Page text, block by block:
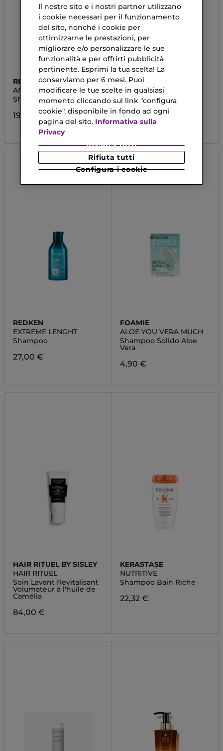
REDKEN
AMINO MINT
Shampoo
19,20 €
L'OREAL
PROFESSIONNEL
METAL DETOX
Shampoo Capelli
Colorati
23,12 €
REDKEN
EXTREME LENGHT
Shampoo
27,00 €
FOAMIE
ALOE YOU VERA MUCH
Shampoo Solido Aloe
Vera
4,90 €
HAIR RITUEL BY SISLEY
HAIR RITUEL
Soin Lavant Revitalisant
Volumateur à l'huile de
Camélia
84,00 €
KERASTASE
NUTRITIVE
Shampoo Bain Riche
22,32 €
Il nostro sito e i nostri partner utilizzano
i cookie necessari per il funzionamento
del sito, nonché i cookie per
ottimizzarne le prestazioni, per
migliorare e/o personalizzare le sue
funzionalità e per offrirti pubblicità
pertinente. Esprimi la tua scelta! La
conserviamo per 6 mesi. Puoi
modificare le tue scelte in qualsiasi
momento cliccando sul link "configura
cookie", disponibile in fondo ad ogni
pagina del sito. Informativa sulla
Privacy
Configura i cookie
Rifiuta tutti
Accetta tutti